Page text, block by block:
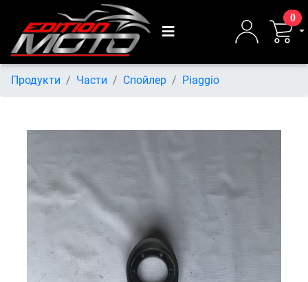
0
Продукти Части Спойлер Piaggio